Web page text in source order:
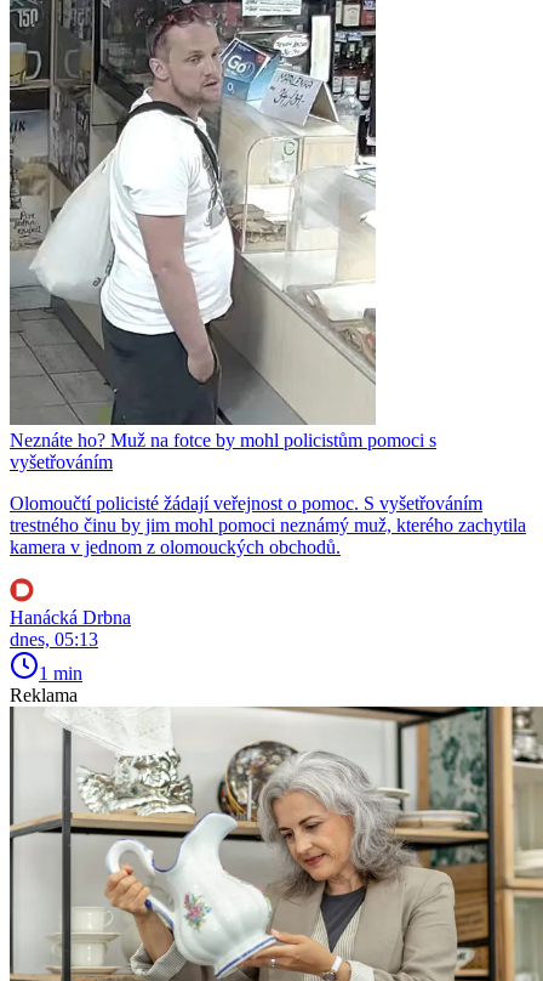
Neznáte ho? Muž na fotce by mohl policistům pomoci s
vyšetřováním
Olomoučtí policisté žádají veřejnost o pomoc. S vyšetřováním
trestného činu by jim mohl pomoci neznámý muž, kterého zachytila
kamera v jednom z olomouckých obchodů.
Hanácká Drbna
dnes, 05:13
1 min
Reklama